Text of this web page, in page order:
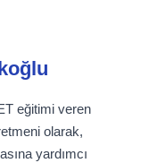
eğitimi veren
olarak,
yardımcı